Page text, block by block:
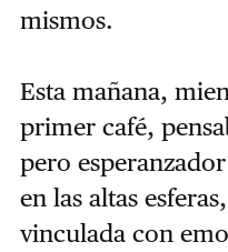
mismos.
Esta mañana,
primer café,
pero
en las altas
vinculada con